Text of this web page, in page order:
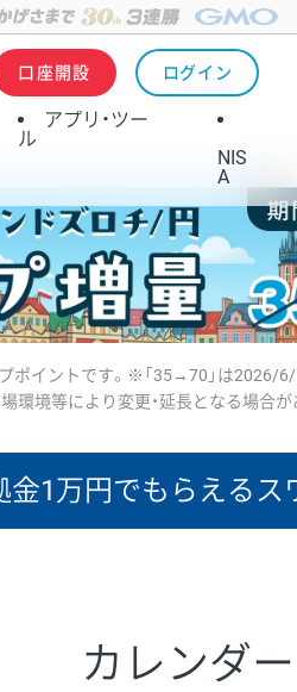
口座開設 ログイン
アプリ・ツー
ル
NIS
A
イントです。※「35→70」は2026/6/
環境等により変更・延長となる場合が
金1万円でもらえるス
あたりの
カレンダー